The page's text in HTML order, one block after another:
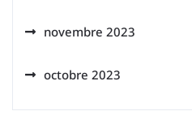
novembre 2023
octobre 2023